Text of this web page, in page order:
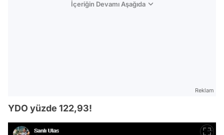
İçeriğin Devamı Aşağıda
Reklam
YDO yüzde 122,93!